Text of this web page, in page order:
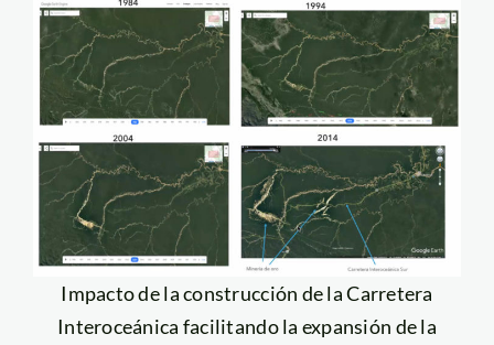
Impacto de la construcción de la Carretera
Interoceánica facilitando la expansión de la